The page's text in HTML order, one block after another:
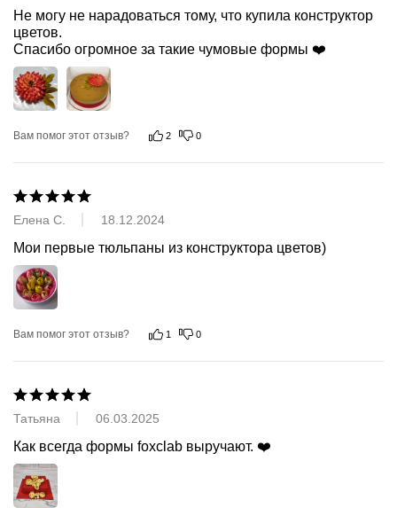
Не могу не нарадоваться тому, что купила конструктор
цветов.
Спасибо огромное за такие чумовые формы ❤️
Вам помог этот отзыв? 2 0
Елена С. 18.12.2024
Мои первые тюльпаны из конструктора цветов)
Вам помог этот отзыв? 1 0
Татьяна 06.03.2025
Как всегда формы foxclab выручают. ❤️